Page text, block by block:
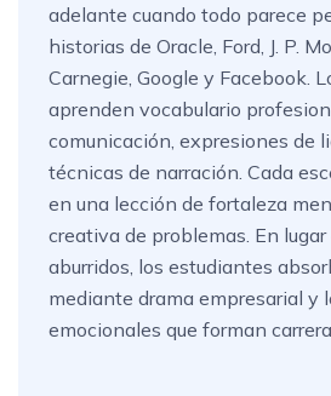
adelante cuando todo parece
historias de Oracle, Ford, J. P.
Carnegie, Google y Facebook.
aprenden vocabulario
comunicación, expresiones de
técnicas de narración. Cada
en una lección de fortaleza
creativa de problemas. En
aburridos, los estudiantes
mediante drama empresarial y
emocionales que forman